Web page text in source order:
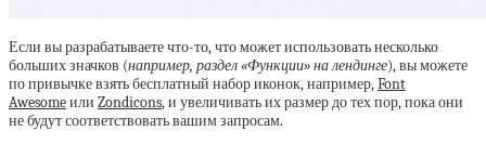
Если вы разрабатываете что-то, что может использовать несколько
больших значков (например, раздел «Функции» на лендинге), вы можете
по привычке взять бесплатный набор иконок, например,Font
Awesomeили Zondicons, и увеличивать их размер до тех пор, пока они
не будут соответствовать вашим запросам.